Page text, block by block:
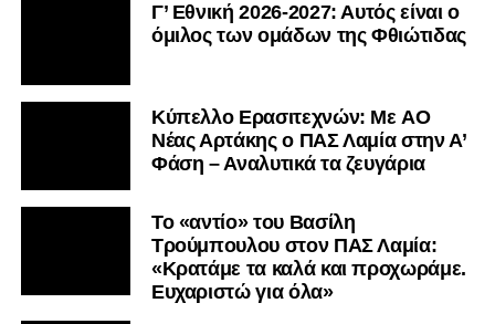
Γ’ Εθνική 2026-2027: Αυτός είναι ο
όμιλος των ομάδων της Φθιώτιδας
Kύπελλο Ερασιτεχνών: Με AO
Nέας Αρτάκης ο ΠΑΣ Λαμία στην Α’
Φάση – Αναλυτικά τα ζευγάρια
Το «αντίο» του Βασίλη
Τρούμπουλου στον ΠΑΣ Λαμία:
«Κρατάμε τα καλά και προχωράμε.
Ευχαριστώ για όλα»